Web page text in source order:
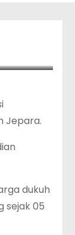
Jepara.
dukuh
sejak 05